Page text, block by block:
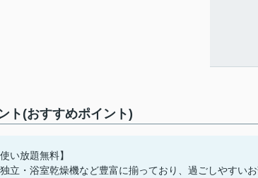
ト(おすすめポイント)
い放題無料】
立・浴室乾燥機など豊富に揃っており、過ごしやすい